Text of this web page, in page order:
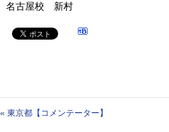
名古屋校 新村
« 東京都【コメンテーター】